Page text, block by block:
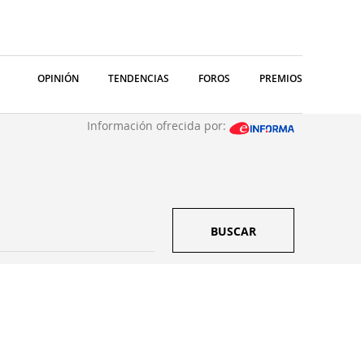
OPINIÓN TENDENCIAS FOROS PREMIOS
Información ofrecida por:
BUSCAR